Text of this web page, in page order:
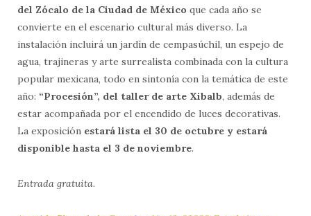
del Zócalo de la Ciudad de México que cada año se
convierte en el escenario cultural más diverso. La
instalación incluirá un jardín de cempasúchil, un espejo de
agua, trajineras y arte surrealista combinada con la cultura
popular mexicana, todo en sintonía con la temática de este
año: “Procesión”, del taller de arte Xibalb, además de
estar acompañada por el encendido de luces decorativas.
La exposición estará lista el 30 de octubre y estará
disponible hasta el 3 de noviembre.
Entrada gratuita.